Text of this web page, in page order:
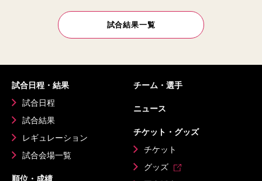
試合結果一覧
試合日程・結果
試合日程
試合結果
レギュレーション
試合会場一覧
順位・成績
チーム・選手
ニュース
チケット・グッズ
チケット
グッズ